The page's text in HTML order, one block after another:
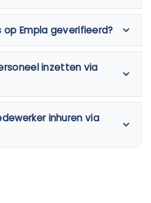
op Empla geverifieerd?
inzetten via
inhuren via